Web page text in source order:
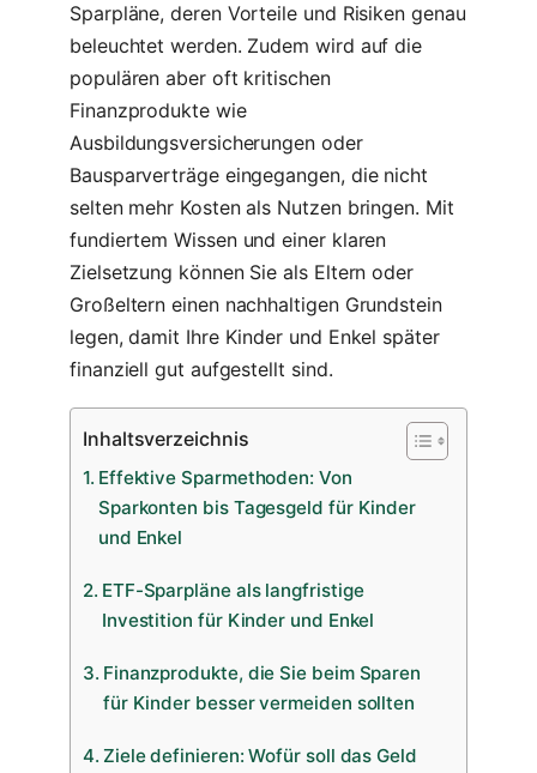
Sparpläne, deren Vorteile und Risiken genau
beleuchtet werden. Zudem wird auf die
populären aber oft kritischen
Finanzprodukte wie
Ausbildungsversicherungen oder
Bausparverträge eingegangen, die nicht
selten mehr Kosten als Nutzen bringen. Mit
fundiertem Wissen und einer klaren
Zielsetzung können Sie als Eltern oder
Großeltern einen nachhaltigen Grundstein
legen, damit Ihre Kinder und Enkel später
finanziell gut aufgestellt sind.
Inhaltsverzeichnis
Effektive Sparmethoden: Von
Sparkonten bis Tagesgeld für Kinder
und Enkel
ETF-Sparpläne als langfristige
Investition für Kinder und Enkel
Finanzprodukte, die Sie beim Sparen
für Kinder besser vermeiden sollten
Ziele definieren: Wofür soll das Geld